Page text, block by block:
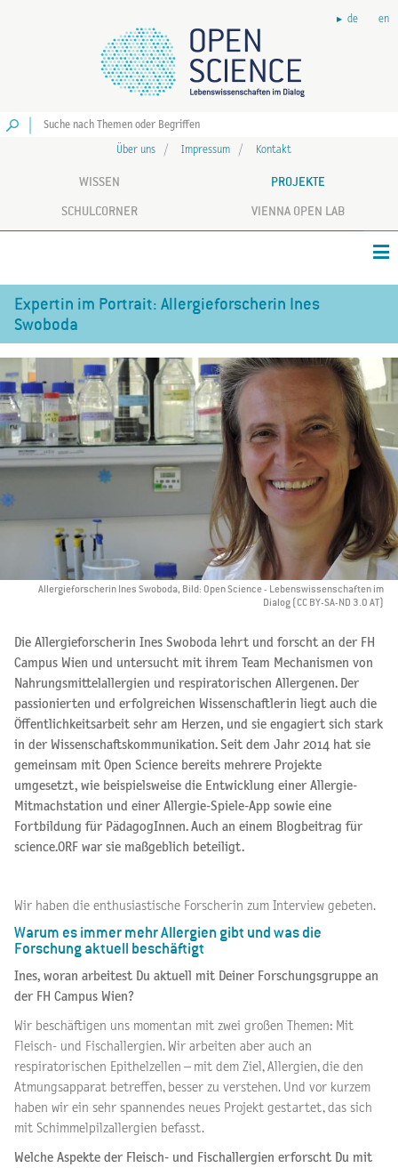
de en
Über uns Impressum Kontakt
WISSEN PROJEKTE
SCHULCORNER VIENNA OPEN LAB
Expertin im Portrait: Allergieforscherin Ines
Swoboda
Allergieforscherin Ines Swoboda, Bild: Open Science - Lebenswissenschaften im
Dialog (CC BY-SA-ND 3.0 AT)
Die Allergieforscherin Ines Swoboda lehrt und forscht an der FH
Campus Wien und untersucht mit ihrem Team Mechanismen von
Nahrungsmittelallergien und respiratorischen Allergenen. Der
passionierten und erfolgreichen Wissenschaftlerin liegt auch die
Öffentlichkeitsarbeit sehr am Herzen, und sie engagiert sich stark
in der Wissenschaftskommunikation. Seit dem Jahr 2014 hat sie
gemeinsam mit Open Science bereits mehrere Projekte
umgesetzt, wie beispielsweise die Entwicklung einer Allergie-
Mitmachstation und einer Allergie-Spiele-App sowie eine
Fortbildung für PädagogInnen. Auch an einem Blogbeitrag für
science.ORF war sie maßgeblich beteiligt.
Wir haben die enthusiastische Forscherin zum Interview gebeten.
Warum es immer mehr Allergien gibt und was die
Forschung aktuell beschäftigt
Ines, woran arbeitest Du aktuell mit Deiner Forschungsgruppe an
der FH Campus Wien?
Wir beschäftigen uns momentan mit zwei großen Themen: Mit
Fleisch- und Fischallergien. Wir arbeiten aber auch an
respiratorischen Epithelzellen – mit dem Ziel, Allergien, die den
Atmungsapparat betreffen, besser zu verstehen. Und vor kurzem
haben wir ein sehr spannendes neues Projekt gestartet, das sich
mit Schimmelpilzallergien befasst.
Welche Aspekte der Fleisch- und Fischallergien erforscht Du mit